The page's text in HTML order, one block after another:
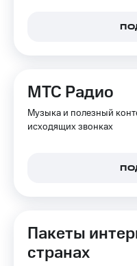
МТС Радио
Музыка и полезный
исходящих звонках
Пакеты
странах